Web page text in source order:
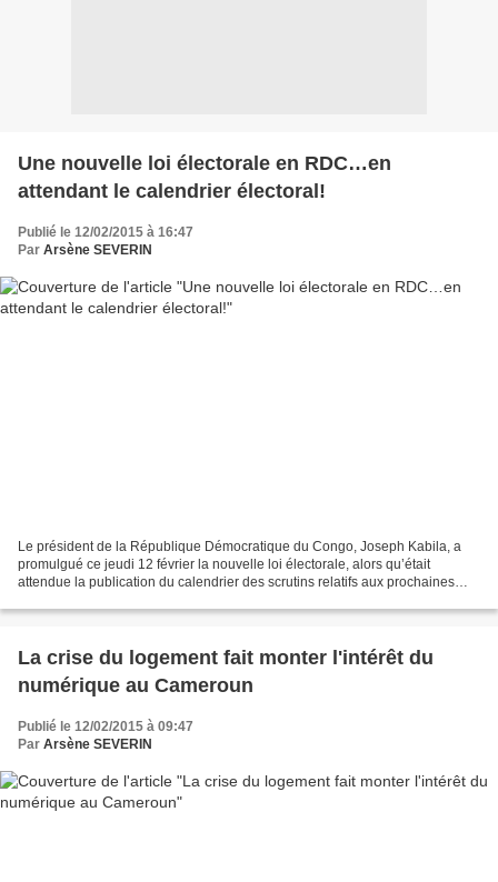
Une nouvelle loi électorale en RDC…en
attendant le calendrier électoral!
Publié le 12/02/2015 à 16:47
Par Arsène SEVERIN
Le président de la République Démocratique du Congo, Joseph Kabila, a
promulgué ce jeudi 12 février la nouvelle loi électorale, alors qu’était
attendue la publication du calendrier des scrutins relatifs aux prochaines
La crise du logement fait monter l'intérêt du
numérique au Cameroun
Publié le 12/02/2015 à 09:47
Par Arsène SEVERIN